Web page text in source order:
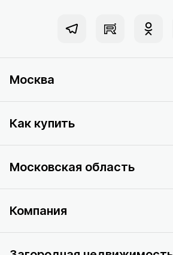
Москва
Как купить
Московская область
Компания